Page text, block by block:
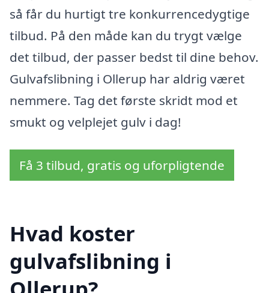
så får du hurtigt tre konkurrencedygtige
tilbud. På den måde kan du trygt vælge
det tilbud, der passer bedst til dine behov.
Gulvafslibning i Ollerup har aldrig været
nemmere. Tag det første skridt mod et
smukt og velplejet gulv i dag!
Få 3 tilbud, gratis og uforpligtende
Hvad koster
gulvafslibning i